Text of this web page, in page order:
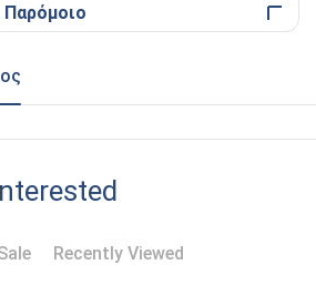
Παρόμοιο
Recently Viewed